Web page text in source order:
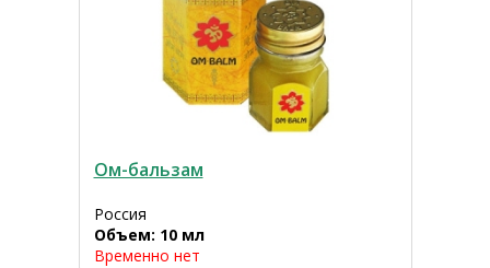
Ом-бальзам
Россия
Объем: 10 мл
Временно нет